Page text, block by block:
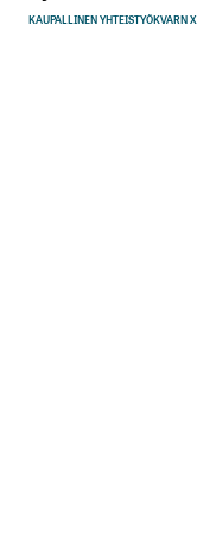
KAUPALLINEN YHTEISTYÖKVARN X